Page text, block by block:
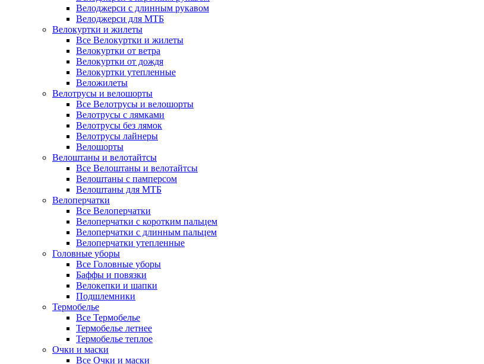
Велоджерси с длинным рукавом
Велоджерси для МТБ
Велокуртки и жилеты
Все Велокуртки и жилеты
Велокуртки от ветра
Велокуртки от дождя
Велокуртки утепленные
Веложилеты
Велотрусы и велошорты
Все Велотрусы и велошорты
Велотрусы с лямками
Велотрусы без лямок
Велотрусы лайнеры
Велошорты
Велоштаны и велотайтсы
Все Велоштаны и велотайтсы
Велоштаны с памперсом
Велоштаны для МТБ
Велоперчатки
Все Велоперчатки
Велоперчатки с коротким пальцем
Велоперчатки с длинным пальцем
Велоперчатки утепленные
Головные уборы
Все Головные уборы
Баффы и повязки
Велокепки и шапки
Подшлемники
Термобелье
Все Термобелье
Термобелье летнее
Термобелье теплое
Очки и маски
Все Очки и маски